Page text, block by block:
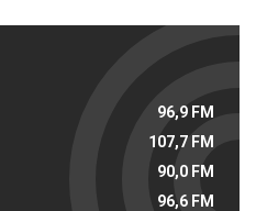
96,9 FM
107,7 FM
90,0 FM
96,6 FM